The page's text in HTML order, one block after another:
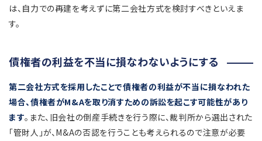
は、自力での再建を考えずに第二会社方式を検討すべきといえま
す。
債権者の利益を不当に損なわないようにする
第二会社方式を採用したことで債権者の利益が不当に損なわれた
場合、債権者がM&Aを取り消すための訴訟を起こす可能性があり
ます。また、旧会社の倒産手続きを行う際に、裁判所から選出された
「管財人」が、M&Aの否認を行うことも考えられるので注意が必要